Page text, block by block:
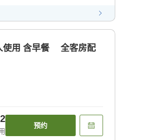
使用 含早餐 全客房配
预约